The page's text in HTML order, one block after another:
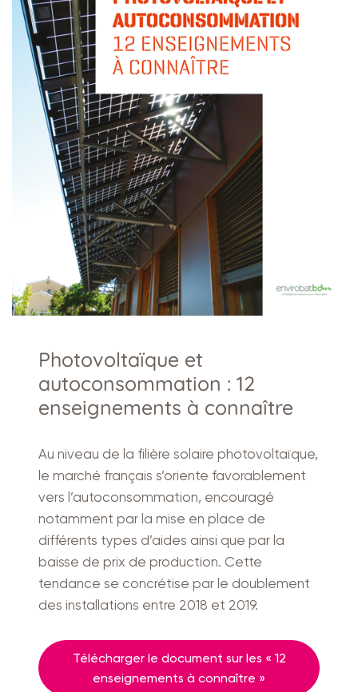
Photovoltaïque et
autoconsommation : 12
enseignements à connaître
Au niveau de la filière solaire photovoltaïque,
le marché français s’oriente favorablement
vers l’autoconsommation, encouragé
notamment par la mise en place de
différents types d’aides ainsi que par la
baisse de prix de production. Cette
tendance se concrétise par le doublement
des installations entre 2018 et 2019.
Télécharger le document sur les « 12
enseignements à connaître »